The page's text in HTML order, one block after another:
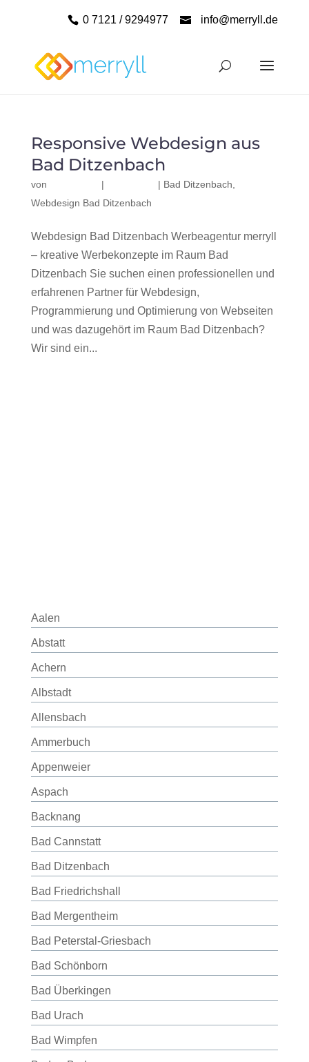
0 7121 / 9294977 info@merryll.de
Responsive Webdesign aus
Bad Ditzenbach
von | | Bad Ditzenbach
Webdesign Bad Ditzenbach
Webdesign Bad Ditzenbach Werbeagentur merryll
– kreative Werbekonzepte im Raum Bad
Ditzenbach Sie suchen einen professionellen und
erfahrenen Partner für Webdesign,
Programmierung und Optimierung von Webseiten
und was dazugehört im Raum Bad Ditzenbach?
Wir sind ein...
Aalen
Abstatt
Achern
Albstadt
Allensbach
Ammerbuch
Appenweier
Aspach
Backnang
Bad Cannstatt
Bad Ditzenbach
Bad Friedrichshall
Bad Mergentheim
Bad Peterstal-Griesbach
Bad Schönborn
Bad Überkingen
Bad Urach
Bad Wimpfen